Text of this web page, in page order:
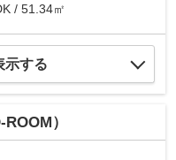
/ 51.34㎡
示する
）